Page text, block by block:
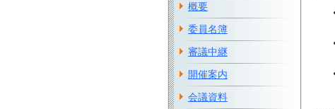
概要
委員名簿
審議中継
開催案内
会議資料